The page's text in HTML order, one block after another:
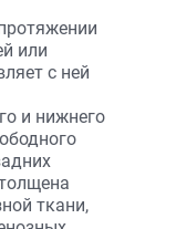
или
с ней
и нижнего
ткани,